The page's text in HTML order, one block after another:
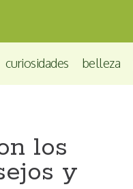
curiosidades belleza
los
y